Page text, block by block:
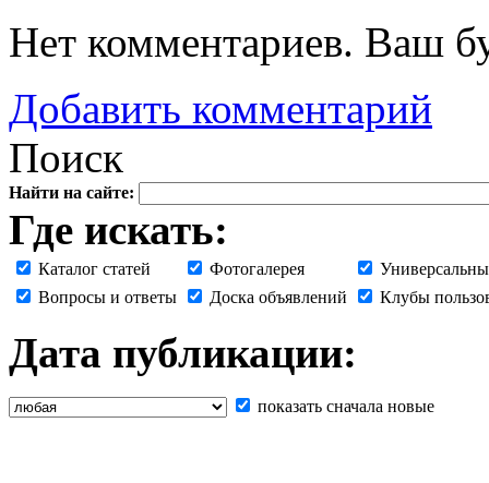
Нет комментариев. Ваш
Добавить комментарий
Поиск
Найти на сайте:
Где искать:
Каталог статей Фотогалерея
Вопросы и ответы
Доска объявлений Клубы
Дата публикации:
показать сначала новые